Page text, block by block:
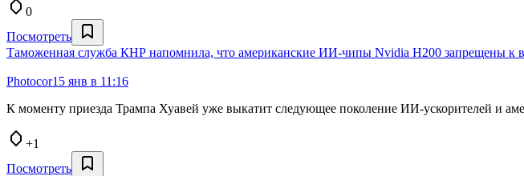
0
Посмотреть
Таможенная служба КНР напомнила, что американские ИИ-чипы Nvidia H200 запрещены к
Photocor15 янв в 11:16
К моменту приезда Трампа Хуавей уже выкатит следующее поколение ИИ-ускорителей и
+1
Посмотреть